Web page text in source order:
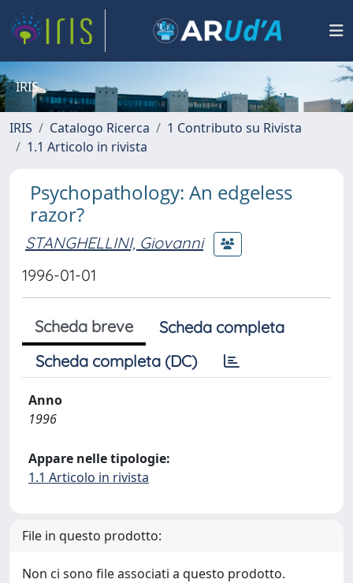
IRIS
IRIS Catalogo Ricerca
1 Contributo su Rivista
1.1 Articolo in rivista
Psychopathology: An edgeless
razor?
STANGHELLINI, Giovanni
1996-01-01
Scheda breve
Scheda completa
Scheda completa (DC)
Anno
1996
Appare nelle tipologie:
1.1 Articolo in rivista
File in questo prodotto:
Non ci sono file associati a questo prodotto.